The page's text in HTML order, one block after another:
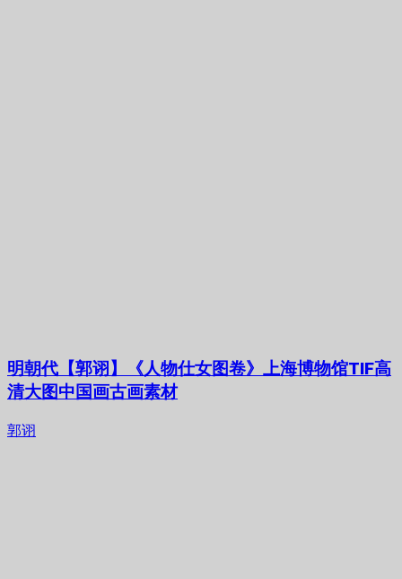
明朝代【郭诩】《人物仕女图卷》上海博物馆TIF高
清大图中国画古画素材
郭诩